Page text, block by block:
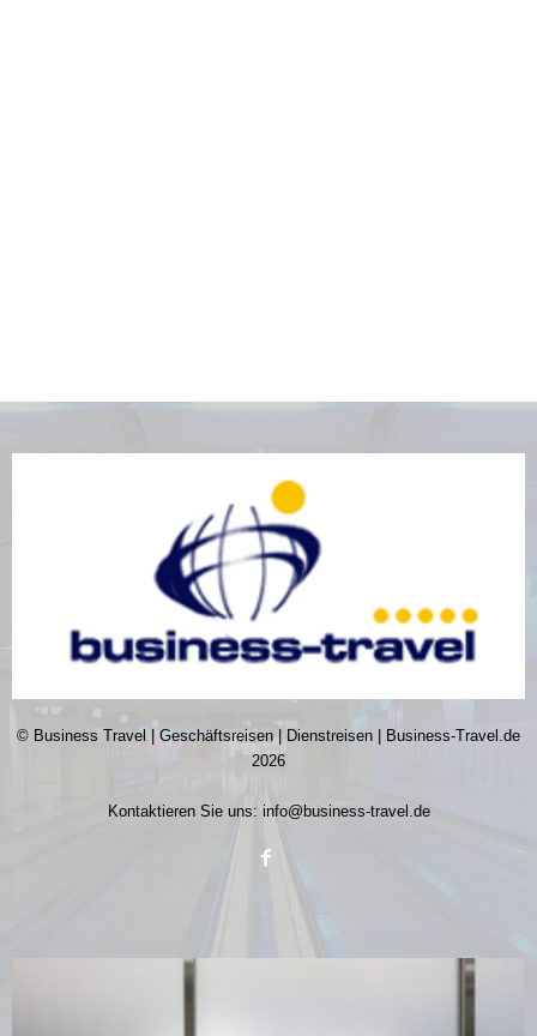
© Business Travel | Geschäftsreisen | Dienstreisen | Business-Travel.de
2026
Kontaktieren Sie uns: info@business-travel.de